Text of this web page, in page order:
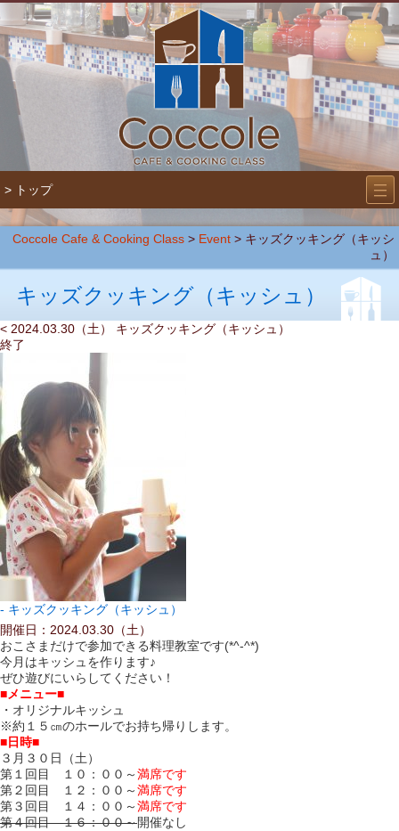
> トップ ―
―
―
Coccole Cafe & Cooking Class > Event > キッズクッキング（キッシ
ュ）
キッズクッキング（キッシュ）
< 2024.03.30（土） キッズクッキング（キッシュ）
終了
キッズクッキング（キッシュ）
開催日：2024.03.30（土）
おこさまだけで参加できる料理教室です(*^-^*)
今月はキッシュを作ります♪
ぜひ遊びにいらしてください！
■メニュー■
・オリジナルキッシュ
※約１５㎝のホールでお持ち帰りします。
■日時■
３月３０日（土）
第１回目 １０：００～満席です
第２回目 １２：００～満席です
第３回目 １４：００～満席です
第４回目 １６：００～開催なし